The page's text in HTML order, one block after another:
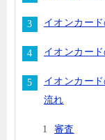
イオンカー
イオンカー
イオンカー
流れ
審査